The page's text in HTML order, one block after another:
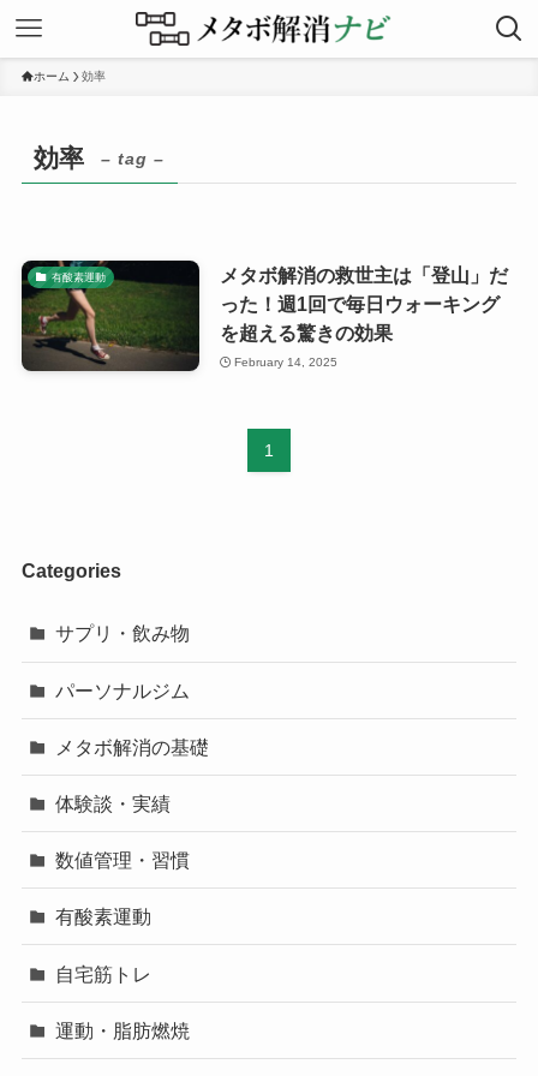
ホーム 効率
効率 – tag –
有酸素運動
メタボ解消の救世主は「登山」だ
った！週1回で毎日ウォーキング
を超える驚きの効果
February 14, 2025
1
Categories
サプリ・飲み物
パーソナルジム
メタボ解消の基礎
体験談・実績
数値管理・習慣
有酸素運動
自宅筋トレ
運動・脂肪燃焼